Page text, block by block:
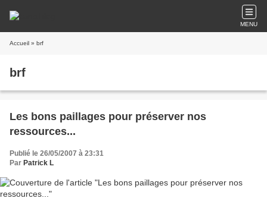
MENU
Accueil » brf
brf
Les bons paillages pour préserver nos
ressources...
Publié le 26/05/2007 à 23:31
Par Patrick L